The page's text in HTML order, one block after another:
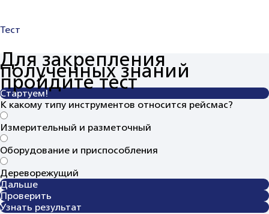
Тест
Для закрепления
полученных знаний
пройдите тест
Стартуем!
К какому типу инструментов относится рейсмас?
Измерительный и разметочный
Оборудование и приспособления
Дереворежущий
Дальше
Проверить
Узнать результат